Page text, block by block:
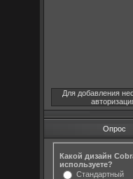
Для добавления
Опрос
Какой дизайн
используете?
Стандартный